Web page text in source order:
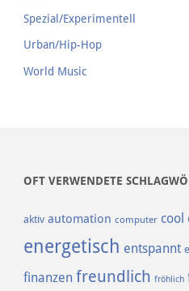
Spezial/Experimentell
Urban/Hip-Hop
World Music
OFT VERWENDETE
aktiv automation computer cool
energetisch entspannt
finanzen freundlich fröhlich